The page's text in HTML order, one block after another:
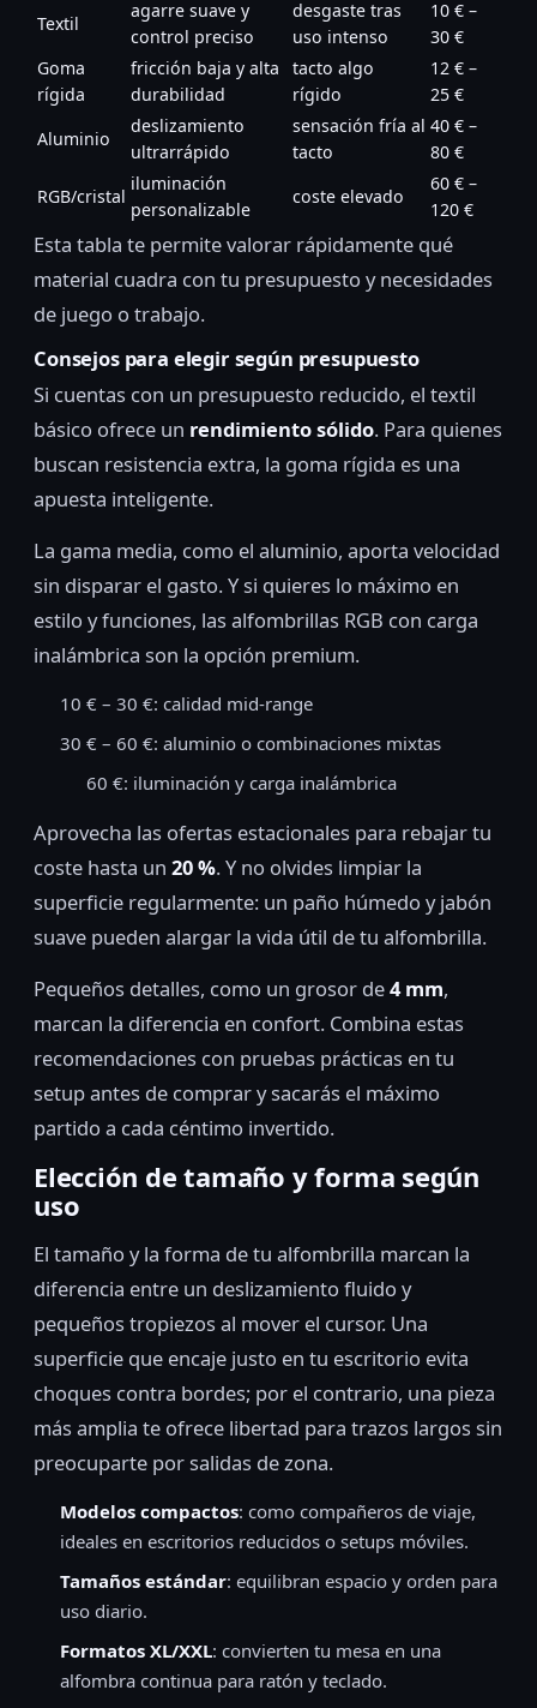
Textil
agarre suave y
control preciso
desgaste tras
uso intenso
10 € –
30 €
Goma
rígida
fricción baja y alta
durabilidad
tacto algo
rígido
12 € –
25 €
Aluminio
deslizamiento
ultrarrápido
sensación fría al
tacto
40 € –
80 €
RGB/cristal
iluminación
personalizable
coste elevado
60 € –
120 €
Esta tabla te permite valorar rápidamente qué
material cuadra con tu presupuesto y necesidades
de juego o trabajo.
Consejos para elegir según presupuesto
Si cuentas con un presupuesto reducido, el textil
básico ofrece un rendimiento sólido. Para quienes
buscan resistencia extra, la goma rígida es una
apuesta inteligente.
La gama media, como el aluminio, aporta velocidad
sin disparar el gasto. Y si quieres lo máximo en
estilo y funciones, las alfombrillas RGB con carga
inalámbrica son la opción premium.
10 € – 30 €: calidad mid-range
30 € – 60 €: aluminio o combinaciones mixtas
60 €: iluminación y carga inalámbrica
Aprovecha las ofertas estacionales para rebajar tu
coste hasta un 20 %. Y no olvides limpiar la
superficie regularmente: un paño húmedo y jabón
suave pueden alargar la vida útil de tu alfombrilla.
Pequeños detalles, como un grosor de4 mm,
marcan la diferencia en confort. Combina estas
recomendaciones con pruebas prácticas en tu
setup antes de comprar y sacarás el máximo
partido a cada céntimo invertido.
Elección de tamaño y forma según
uso
El tamaño y la forma de tu alfombrilla marcan la
diferencia entre un deslizamiento fluido y
pequeños tropiezos al mover el cursor. Una
superficie que encaje justo en tu escritorio evita
choques contra bordes; por el contrario, una pieza
más amplia te ofrece libertad para trazos largos sin
preocuparte por salidas de zona.
Modelos compactos: como compañeros de viaje,
ideales en escritorios reducidos o setups móviles.
Tamaños estándar: equilibran espacio y orden para
uso diario.
Formatos XL/XXL: convierten tu mesa en una
alfombra continua para ratón y teclado.